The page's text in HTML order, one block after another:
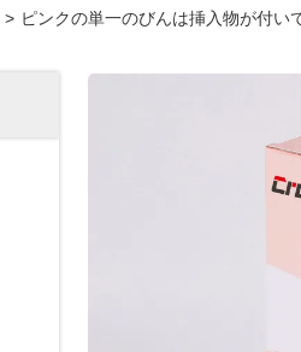
> ピンクの単一のびんは挿入物が付い